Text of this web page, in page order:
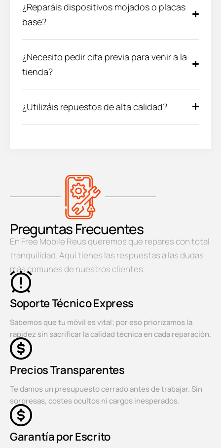
¿Reparáis dispositivos mojados o placas
base?
¿Necesito pedir cita previa para venir a la
tienda?
¿Utilizáis repuestos de alta calidad?
Preguntas Frecuentes
En Free Mobile Reus queremos que repares con total
tranquilidad. Aquí tienes las respuestas a las dudas
más comunes de nuestros clientes.
Soporte Técnico Express
Sabemos que tu móvil es vital; por eso priorizamos la
rapidez sin sacrificar la calidad técnica en cada reparación.
Precios Transparentes
Te damos un presupuesto cerrado antes de trabajar. Sin
sorpresas, costes ocultos ni cargos inesperados.
Garantía por Escrito